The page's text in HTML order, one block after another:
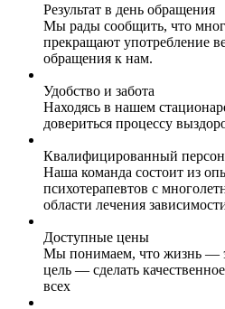
Результат в день обращения
Мы рады сообщить, что
прекращают употребление
обращения к нам.
Удобство и забота
Находясь в нашем
довериться процессу
Квалифицированный
Наша команда состоит из
психотерапевтов с
области лечения
Доступные цены
Мы понимаем, что жизнь —
цель — сделать
всех